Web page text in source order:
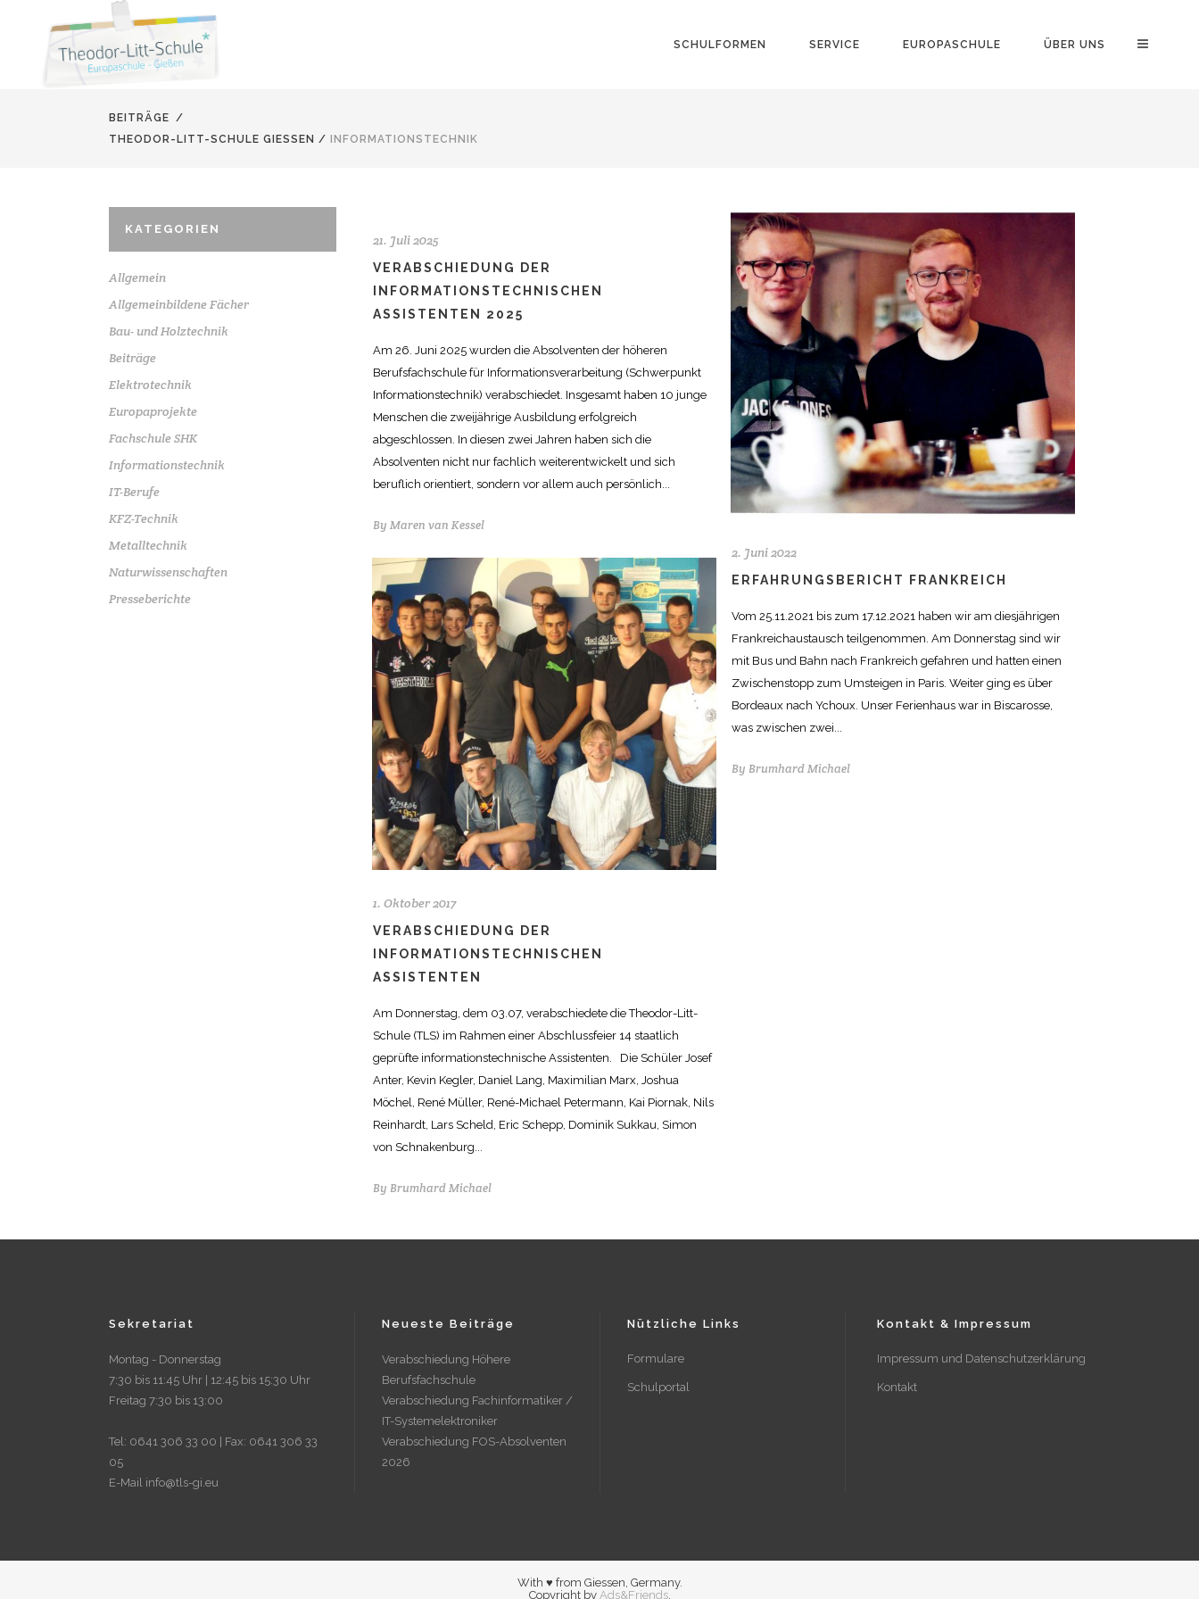
SCHULFORMEN SERVICE EUROPASCHULE ÜBER UNS
BEITRÄGE /
THEODOR-LITT-SCHULE GIESSEN
/ INFORMATIONSTECHNIK
KATEGORIEN
Allgemein
Allgemeinbildene Fächer
Bau- und Holztechnik
Beiträge
Elektrotechnik
Europaprojekte
Fachschule SHK
Informationstechnik
IT-Berufe
KFZ-Technik
Metalltechnik
Naturwissenschaften
Presseberichte
21. Juli 2025
VERABSCHIEDUNG DER
INFORMATIONSTECHNISCHEN
ASSISTENTEN 2025
Am 26. Juni 2025 wurden die Absolventen der höheren
Berufsfachschule für Informationsverarbeitung (Schwerpunkt
Informationstechnik) verabschiedet. Insgesamt haben 10 junge
Menschen die zweijährige Ausbildung erfolgreich
abgeschlossen. In diesen zwei Jahren haben sich die
Absolventen nicht nur fachlich weiterentwickelt und sich
beruflich orientiert, sondern vor allem auch persönlich...
By Maren van Kessel
2. Juni 2022
ERFAHRUNGSBERICHT FRANKREICH
Vom 25.11.2021 bis zum 17.12.2021 haben wir am diesjährigen
Frankreichaustausch teilgenommen. Am Donnerstag sind wir
mit Bus und Bahn nach Frankreich gefahren und hatten einen
Zwischenstopp zum Umsteigen in Paris. Weiter ging es über
Bordeaux nach Ychoux. Unser Ferienhaus war in Biscarosse,
was zwischen zwei...
By Brumhard Michael
1. Oktober 2017
VERABSCHIEDUNG DER
INFORMATIONSTECHNISCHEN
ASSISTENTEN
Am Donnerstag, dem 03.07, verabschiedete die Theodor-Litt-
Schule (TLS) im Rahmen einer Abschlussfeier 14 staatlich
geprüfte informationstechnische Assistenten. Die Schüler Josef
Anter, Kevin Kegler, Daniel Lang, Maximilian Marx, Joshua
Möchel, René Müller, René-Michael Petermann, Kai Piornak, Nils
Reinhardt, Lars Scheld, Eric Schepp, Dominik Sukkau, Simon
von Schnakenburg...
By Brumhard Michael
Sekretariat
Montag - Donnerstag
7:30 bis 11:45 Uhr | 12:45 bis 15:30 Uhr
Freitag 7:30 bis 13:00
Tel: 0641 306 33 00 | Fax: 0641 306 33
05
E-Mail info@tls-gi.eu
Neueste Beiträge
Verabschiedung Höhere
Berufsfachschule
Verabschiedung Fachinformatiker /
IT-Systemelektroniker
Verabschiedung FOS-Absolventen
2026
Nützliche Links
Formulare
Schulportal
Kontakt & Impressum
Impressum und Datenschutzerklärung
Kontakt
With ♥ from Giessen, Germany.
Copyright by Ads&Friends.